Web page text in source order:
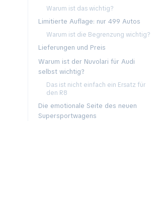
Warum ist das wichtig?
Limitierte Auflage: nur 499 Autos
Warum ist die Begrenzung wichtig?
Lieferungen und Preis
Warum ist der Nuvolari für Audi
selbst wichtig?
Das ist nicht einfach ein Ersatz für
den R8
Die emotionale Seite des neuen
Supersportwagens